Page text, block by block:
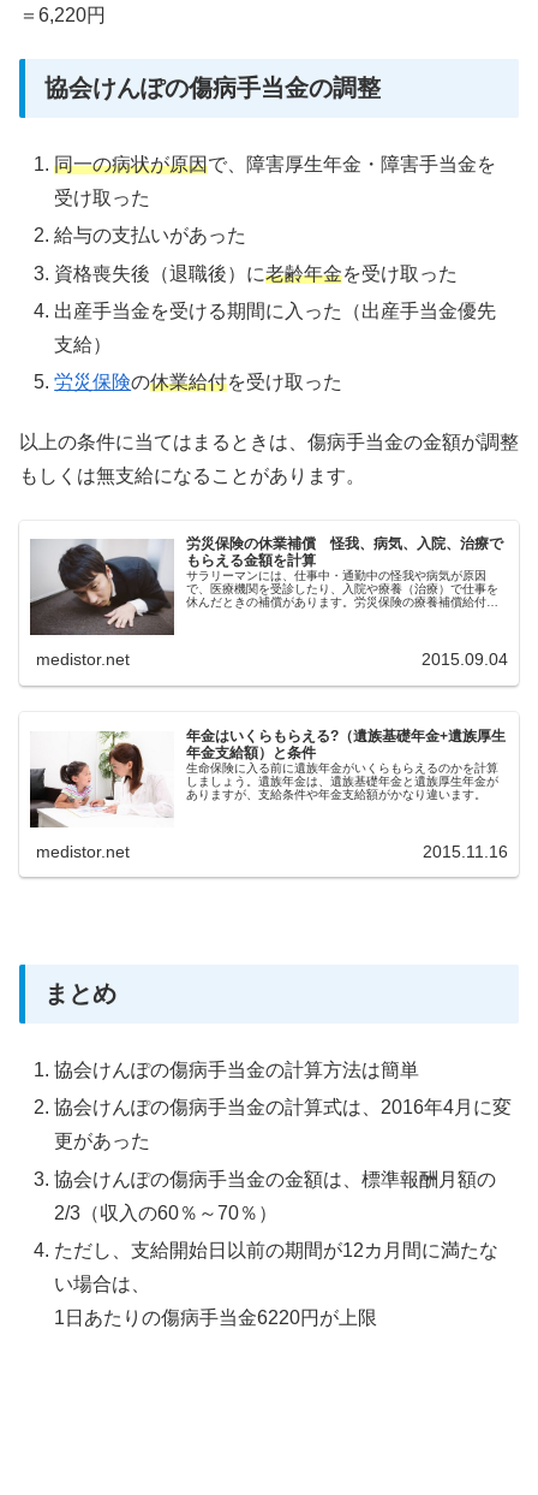
＝6,220円
協会けんぽの傷病手当金の調整
同一の病状が原因で、障害厚生年金・障害手当金を
受け取った
給与の支払いがあった
資格喪失後（退職後）に老齢年金を受け取った
出産手当金を受ける期間に入った（出産手当金優先
支給）
労災保険の休業給付を受け取った
以上の条件に当てはまるときは、傷病手当金の金額が調整
もしくは無支給になることがあります。
労災保険の休業補償 怪我、病気、入院、治療で
もらえる金額を計算
サラリーマンには、仕事中・通勤中の怪我や病気が原因
で、医療機関を受診したり、入院や療養（治療）で仕事を
休んだときの補償があります。労災保険の療養補償給付と
medistor.net 2015.09.04
年金はいくらもらえる?（遺族基礎年金+遺族厚生
年金支給額）と条件
生命保険に入る前に遺族年金がいくらもらえるのかを計算
しましょう。遺族年金は、遺族基礎年金と遺族厚生年金が
ありますが、支給条件や年金支給額がかなり違います。
medistor.net 2015.11.16
まとめ
協会けんぽの傷病手当金の計算方法は簡単
協会けんぽの傷病手当金の計算式は、2016年4月に変
更があった
協会けんぽの傷病手当金の金額は、標準報酬月額の
2/3（収入の60％～70％）
ただし、支給開始日以前の期間が12カ月間に満たな
い場合は、
1日あたりの傷病手当金6220円が上限